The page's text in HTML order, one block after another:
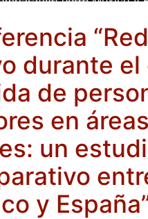
durante el
de
en áreas
un
y